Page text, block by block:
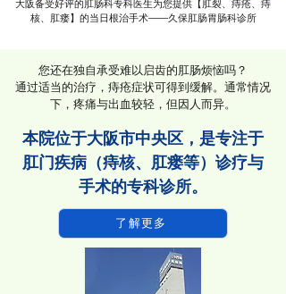
大阪备受好评的肛肠科专科医生为您提供【肛裂、痔疮、痔
核、肛瘘】的当日根治手术——久保肛肠胃肠科诊所
您还在独自承受难以启齿的肛肠烦恼吗？
通过适当的治疗，痔疮症状可得到缓解。通常情况
下，疼痛与出血较轻，但因人而异。
本院位于大阪市中央区，是专注于
肛门疾病（痔核、肛瘘等）诊疗与
手术的专科诊所。
了解更多